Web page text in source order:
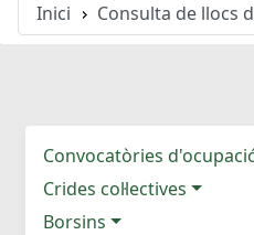
Inici Consulta de llocs
Convocatòries
Crides col·lectives
Borsins